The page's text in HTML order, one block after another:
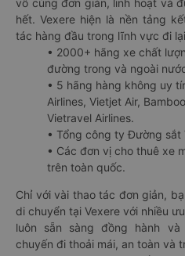
vô cùng đơn giản, linh hoạt và
hết. Vexere hiện là nền tảng
tác hàng đầu trong lĩnh vực đi
• 2000+ hãng xe chất
đường trong và ngoài
• 5 hãng hàng không uy
Airlines, Vietjet Air,
Vietravel Airlines.
• Tổng công ty Đường sắt
• Các đơn vị cho thuê xe
trên toàn quốc.
Chỉ với vài thao tác đơn giản,
di chuyển tại Vexere với nhiều
luôn sẵn sàng đồng hành
chuyến đi thoải mái, an toàn và